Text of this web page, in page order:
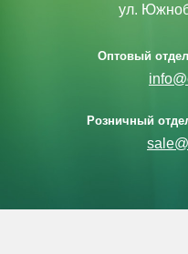
ул.
Оптовый
Розничный